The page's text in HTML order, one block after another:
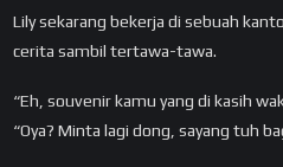
Lily sekarang bekerja di sebuah
cerita sambil tertawa-tawa.
“Eh, souvenir kamu yang di kasih
“Oya? Minta lagi dong, sayang tuh